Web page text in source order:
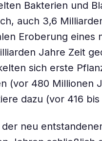
Bakterien und
auch 3,6
Eroberung eines
Jahre Zeit
sich erste
(vor 480 Millionen
dazu (vor 416
der neu